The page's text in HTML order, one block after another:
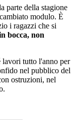
parte della stagione
modulo. È
i ragazzi che si
bocca, non
lavori tutto l'anno per
nel pubblico del
ostruzioni, nel